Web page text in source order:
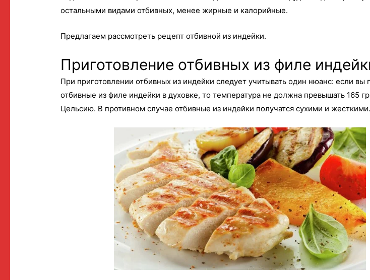
остальными видами отбивных, менее жирные и калорийные.
Предлагаем рассмотреть рецепт отбивной из индейки.
Приготовление отбивных из филе
При приготовлении отбивных из индейки следует учитывать один нюанс: если вы
отбивные из филе индейки в духовке, то температура не должна превышать 165
Цельсию. В противном случае отбивные из индейки получатся сухими и жесткими.